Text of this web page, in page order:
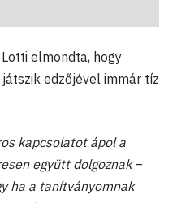
elmondta, hogy
edzőjével immár tíz
kapcsolatot ápol a
együtt dolgoznak–
ha a tanítványomnak